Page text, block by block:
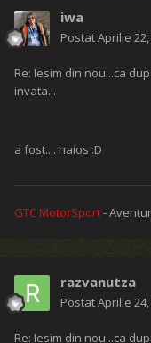
iwa
PostatAprilie
Re: Iesim din nou...ca
invata...
a fost.... haios :D
GTC MotorSport-
razvanutza
PostatAprilie
Re: Iesim din nou...ca